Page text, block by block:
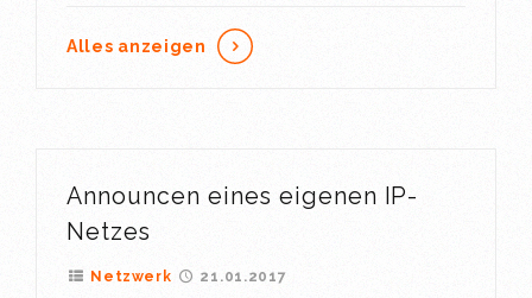
Alles anzeigen
Announcen eines eigenen IP-
Netzes
Netzwerk 21.01.2017